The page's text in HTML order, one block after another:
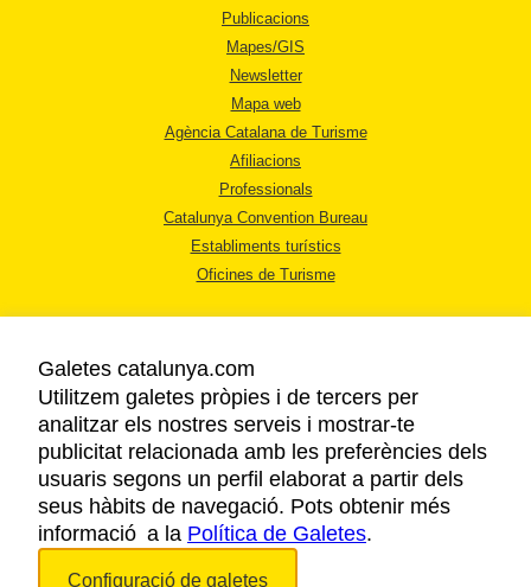
Publicacions
Mapes/GIS
Newsletter
Mapa web
Agència Catalana de Turisme
Afiliacions
Professionals
Catalunya Convention Bureau
Establiments turístics
Oficines de Turisme
AVÍS LEGAL
POLÍTICA DE PRIVACITAT
COOKIES
ACCESSIBILITAT
Galetes catalunya.com
Utilitzem galetes pròpies i de tercers per
analitzar els nostres serveis i mostrar-te
publicitat relacionada amb les preferències dels
usuaris segons un perfil elaborat a partir dels
seus hàbits de navegació. Pots obtenir més
informació a la Política de Galetes.
Configuració de galetes